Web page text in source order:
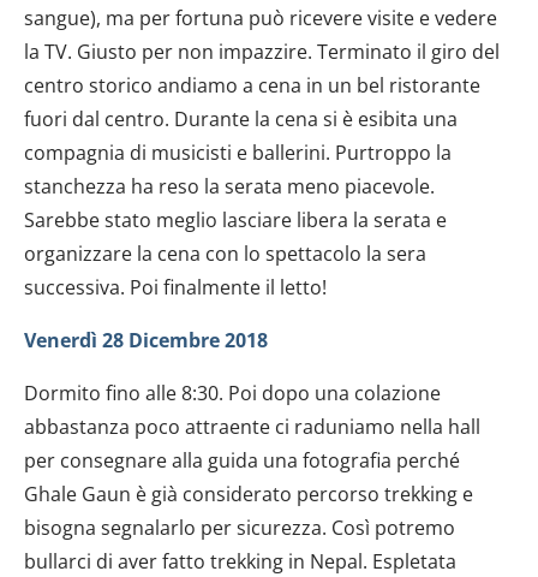
sangue), ma per fortuna può ricevere visite e vedere
la TV. Giusto per non impazzire. Terminato il giro del
centro storico andiamo a cena in un bel ristorante
fuori dal centro. Durante la cena si è esibita una
compagnia di musicisti e ballerini. Purtroppo la
stanchezza ha reso la serata meno piacevole.
Sarebbe stato meglio lasciare libera la serata e
organizzare la cena con lo spettacolo la sera
successiva. Poi finalmente il letto!
Venerdì 28 Dicembre 2018
Dormito fino alle 8:30. Poi dopo una colazione
abbastanza poco attraente ci raduniamo nella hall
per consegnare alla guida una fotografia perché
Ghale Gaun è già considerato percorso trekking e
bisogna segnalarlo per sicurezza. Così potremo
bullarci di aver fatto trekking in Nepal. Espletata